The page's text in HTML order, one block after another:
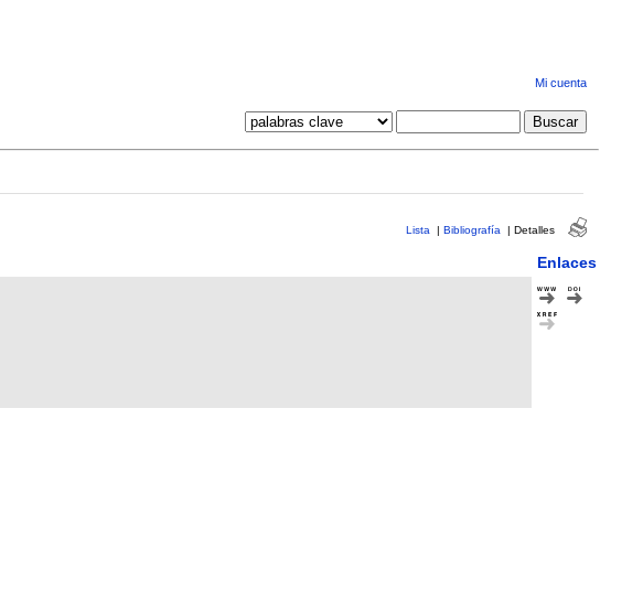
Mi cuenta
Lista | Bibliografía | Detalles
Enlaces